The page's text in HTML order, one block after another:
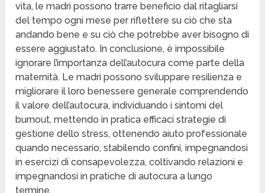
vita, le madri possono trarre beneficio dal ritagliarsi
del tempo ogni mese per riflettere su ciò che sta
andando bene e su ciò che potrebbe aver bisogno di
essere aggiustato. In conclusione, è impossibile
ignorare l’importanza dell’autocura come parte della
maternità. Le madri possono sviluppare resilienza e
migliorare il loro benessere generale comprendendo
il valore dell’autocura, individuando i sintomi del
burnout, mettendo in pratica efficaci strategie di
gestione dello stress, ottenendo aiuto professionale
quando necessario, stabilendo confini, impegnandosi
in esercizi di consapevolezza, coltivando relazioni e
impegnandosi in pratiche di autocura a lungo
termine.